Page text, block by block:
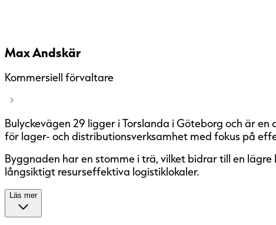
Max Andskär
Kommersiell förvaltare
Bulyckevägen 29 ligger i Torslanda i Göteborg och är
för lager- och distributionsverksamhet med fokus på
Byggnaden har en stomme i trä, vilket bidrar till en
långsiktigt resurseffektiva logistiklokaler.
Lokaler för lager och logistik
Läs mer